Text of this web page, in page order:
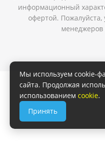
информационный
офертой. Пожалуйста,
менеджеров
Мы используем cookie-
сайта. Продолжая
использованием cookie.
Принять